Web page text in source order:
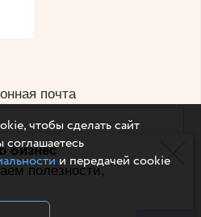
бизнес
полезности,
почта
и смс
чтобы сделать сайт
и передачей cookie